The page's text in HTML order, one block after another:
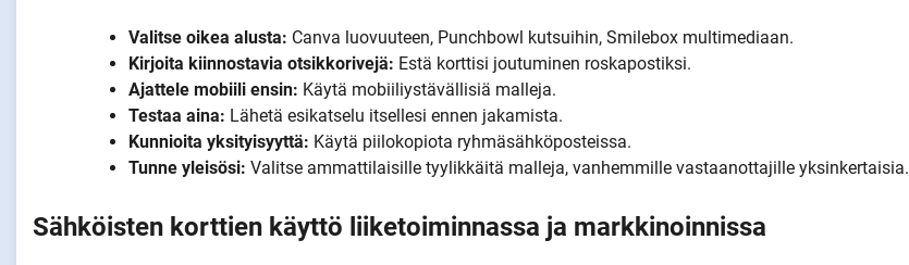
Valitse oikea alusta: Canva luovuuteen, Punchbowl kutsuihin, Smilebox multimediaan.
Kirjoita kiinnostavia otsikkorivejä: Estä korttisi joutuminen roskapostiksi.
Ajattele mobiili ensin: Käytä mobiiliystävällisiä malleja.
Testaa aina: Lähetä esikatselu itsellesi ennen jakamista.
Kunnioita yksityisyyttä: Käytä piilokopiota ryhmäsähköposteissa.
Tunne yleisösi: Valitse ammattilaisille tyylikkäitä malleja, vanhemmille vastaanottajille yksinkertaisia.
Sähköisten korttien käyttö liiketoiminnassa ja markkinoinnissa